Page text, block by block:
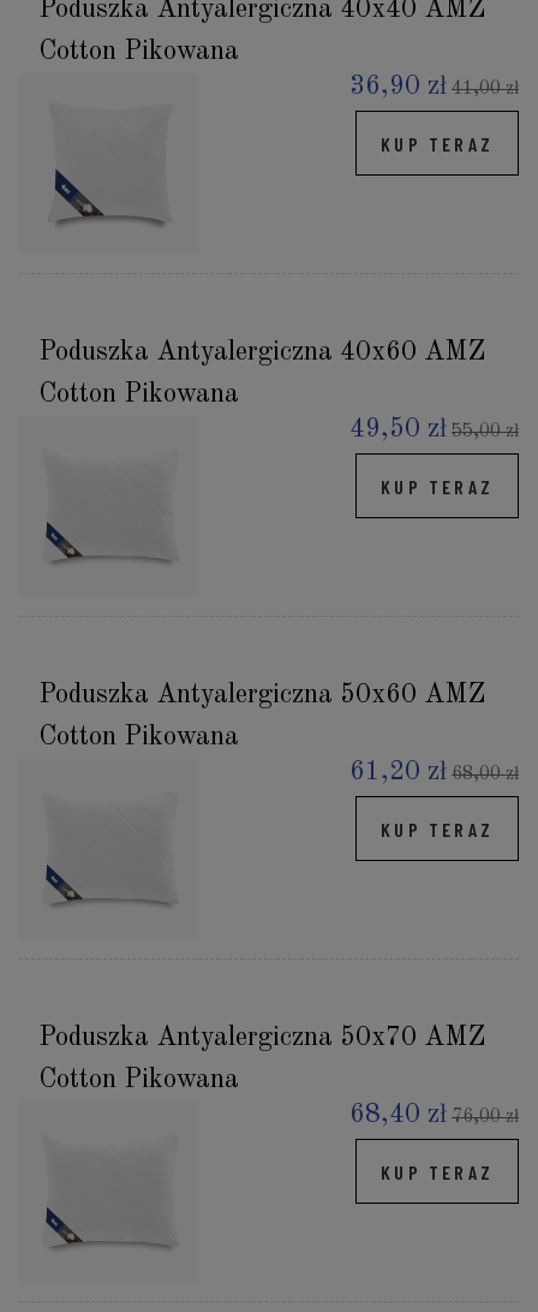
Poduszka Antyalergiczna 40x40 AMZ
Cotton Pikowana
36,90 zł 41,00 zł
KUP TERAZ
Poduszka Antyalergiczna 40x60 AMZ
Cotton Pikowana
49,50 zł 55,00 zł
KUP TERAZ
Poduszka Antyalergiczna 50x60 AMZ
Cotton Pikowana
61,20 zł 68,00 zł
KUP TERAZ
Poduszka Antyalergiczna 50x70 AMZ
Cotton Pikowana
68,40 zł 76,00 zł
KUP TERAZ